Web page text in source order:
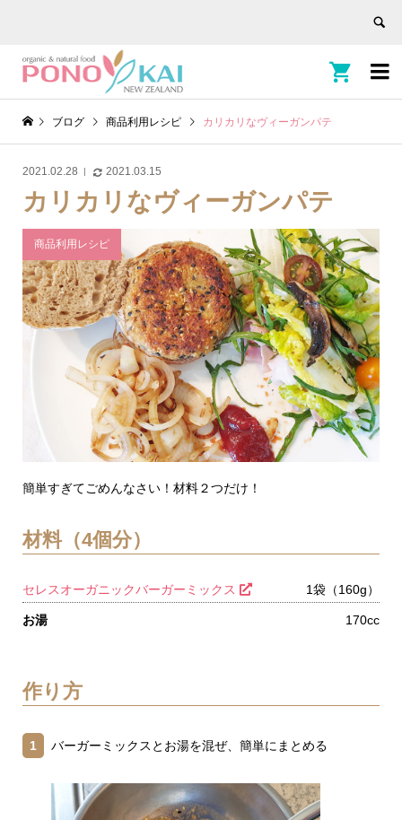


ブログ 商品利用レシピ カリカリなヴィーガンパテ
2021.02.28 2021.03.15
カリカリなヴィーガンパテ
商品利用レシピ
簡単すぎてごめんなさい！材料２つだけ！
材料（4個分）
セレスオーガニックバーガーミックス 1袋（160g）
お湯 170cc
作り方
1 バーガーミックスとお湯を混ぜ、簡単にまとめる